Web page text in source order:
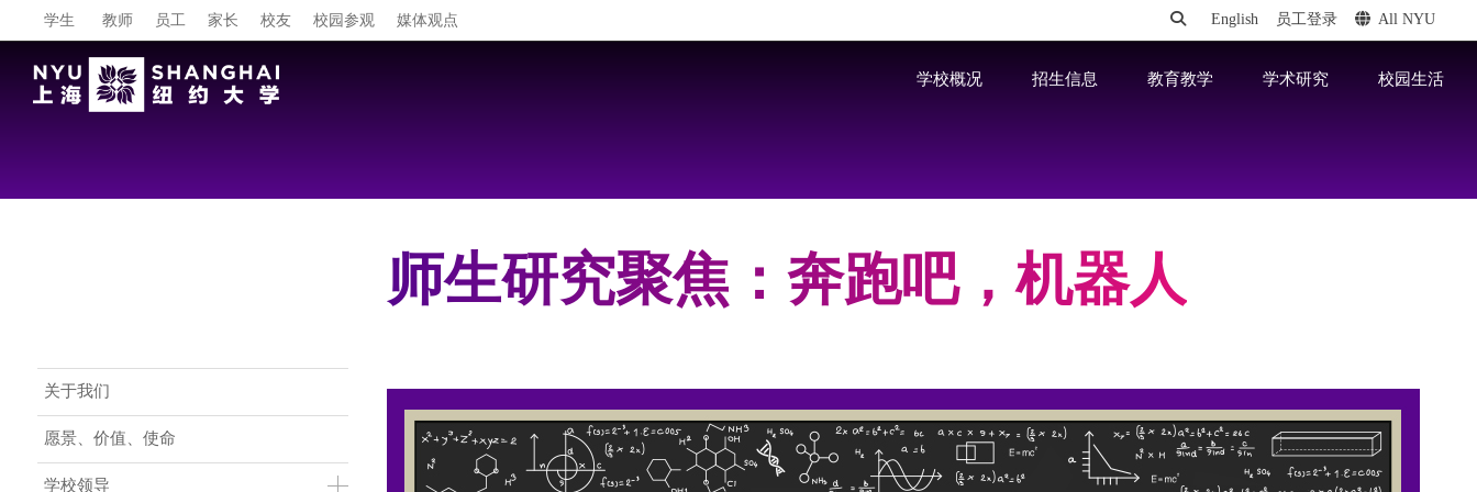
学生 教师 员工 家长 校友 校园参观 媒体观点 English 员工登录 All NYU
学校概况 招生信息 教育教学 学术研究 校园生活
Main Menu CN
关于我们
愿景、价值、使命
学校领导
师生研究聚焦：奔跑吧，机器人